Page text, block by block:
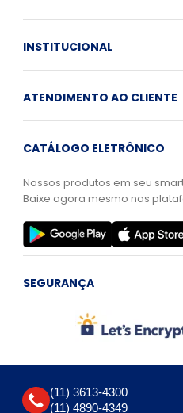
INSTITUCIONAL
ATENDIMENTO AO CLIENTE
CATÁLOGO ELETRÔNICO
Nossos produtos em seu
Baixe agora mesmo nas
SEGURANÇA
(11) 3613-4300
(11) 4890-4349